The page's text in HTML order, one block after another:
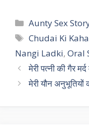
Categories
Aunty Sex
Tags
Chudai Ki
Nangi Ladki, Oral
मेरी पत्नी की गैर
मेरी यौन